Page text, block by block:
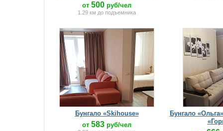
от 500 руб/чел
1.29 км до подъемника
Бунгало «Skihouse»
от 583 руб/чел
Бунгало